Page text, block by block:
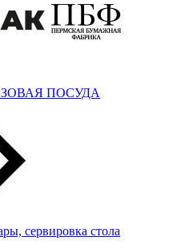
ПОСУДА
сервировка стола